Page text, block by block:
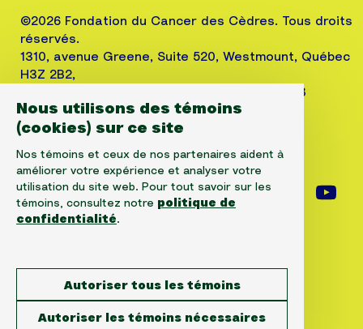
Nous utilisons des témoins
(cookies) sur ce site
Nos témoins et ceux de nos partenaires aident à
améliorer votre expérience et analyser votre
utilisation du site web. Pour tout savoir sur les
témoins, consultez notre politique de
confidentialité.
Autoriser tous les témoins
Autoriser les témoins nécessaires
©2026 Fondation du Cancer des Cèdres. Tous droits
réservés.
1310, avenue Greene, Suite 520, Westmount, Québec
H3Z 2B2,
Téléphone: (514) 656-6662, Fax: (514) 303-1288
No. ARC 10520-2501-RR-0001
Suivez-nous sur facebook
Suivez-nous sur instagram
Suivez-nous sur